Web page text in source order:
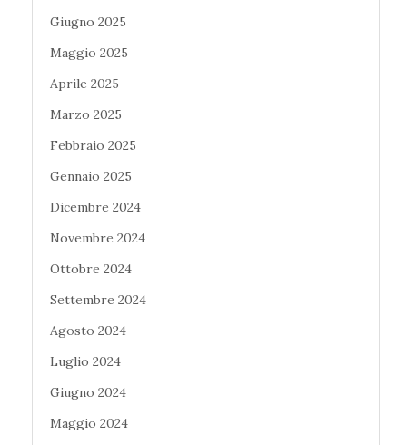
Giugno 2025
Maggio 2025
Aprile 2025
Marzo 2025
Febbraio 2025
Gennaio 2025
Dicembre 2024
Novembre 2024
Ottobre 2024
Settembre 2024
Agosto 2024
Luglio 2024
Giugno 2024
Maggio 2024